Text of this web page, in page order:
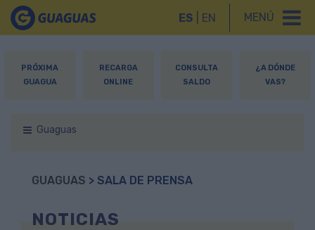
MENÚ
ES EN
PRÓXIMA
GUAGUA
RECARGA
ONLINE
CONSULTA
SALDO
¿A DÓNDE
VAS?
Guaguas
GUAGUAS > SALA DE PRENSA
NOTICIAS